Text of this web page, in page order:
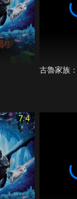
古魯家族
7.4